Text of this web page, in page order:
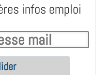
infos emploi